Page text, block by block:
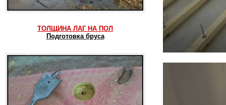
ТОЛЩИНА ЛАГ НА ПОЛ
Подготовка бруса